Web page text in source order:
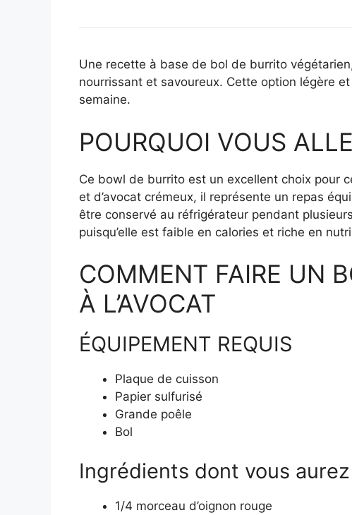
Une recette à base de bol de burrito
nourrissant et savoureux. Cette option légère
semaine.
POURQUOI VOUS
Ce bowl de burrito est un excellent choix pour
et d’avocat crémeux, il représente un repas
être conservé au réfrigérateur pendant
puisqu’elle est faible en calories et riche en
COMMENT FAIRE UN
À L’AVOCAT
ÉQUIPEMENT REQUIS
Plaque de cuisson
Papier sulfurisé
Grande poêle
Bol
Ingrédients dont vous
1/4 morceau d’oignon rouge